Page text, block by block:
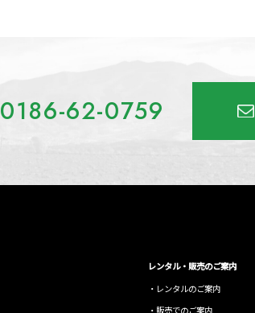
0186-62-0759
レンタル・販売のご案内
レンタルのご案内
販売でのご案内